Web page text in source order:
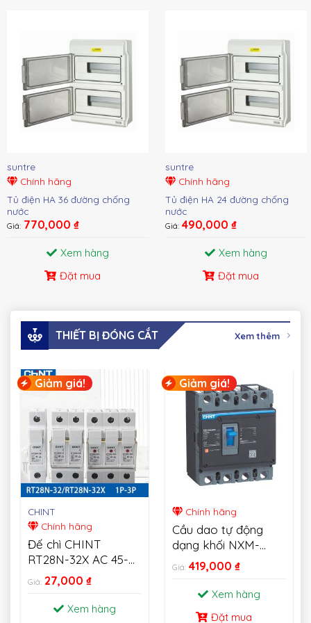
suntre
Chính hãng
Tủ điện HA 36 đường chống
nước
Giá: 770,000 ₫
Xem hàng
Đặt mua
suntre
Chính hãng
Tủ điện HA 24 đường chống
nước
Giá: 490,000 ₫
Xem hàng
Đặt mua
THIẾT BỊ ĐÓNG CẮT Xem thêm
Giảm giá!
CHINT
Chính hãng
Đế chì CHINT
RT28N-32X AC 45-
62HZ 500V Fusible
Cutout 1P 2P 3P
Giá: 27,000 ₫
Xem hàng
Giảm giá!
Chính hãng
Cầu dao tự động
dạng khối NXM-
MCCB CHINT
Giá: 419,000 ₫
Xem hàng
Đặt mua